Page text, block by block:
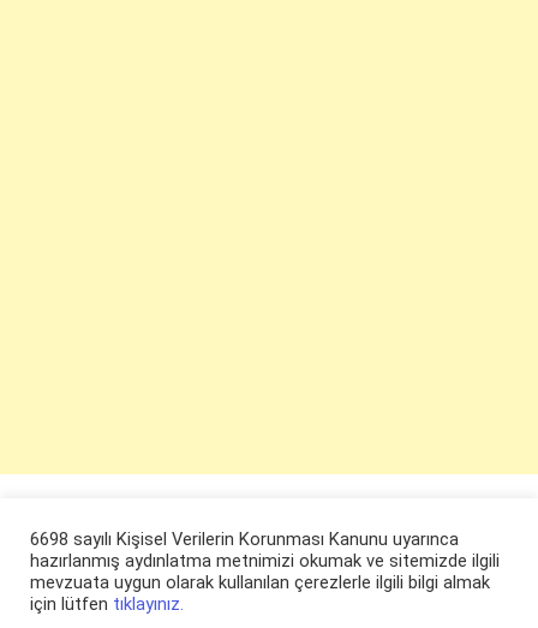
6698 sayılı Kişisel Verilerin Korunması Kanunu uyarınca
hazırlanmış aydınlatma metnimizi okumak ve sitemizde ilgili
mevzuata uygun olarak kullanılan çerezlerle ilgili bilgi almak
için lütfen tıklayınız.